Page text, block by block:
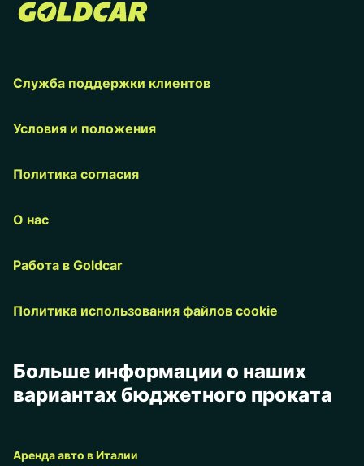
Служба поддержки клиентов
Условия и положения
Политика согласия
О нас
Работа в Goldcar
Политика использования файлов cookie
Больше информации о наших
вариантах бюджетного проката
Аренда авто в Италии